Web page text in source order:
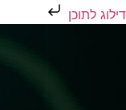
דילוג לתוכן